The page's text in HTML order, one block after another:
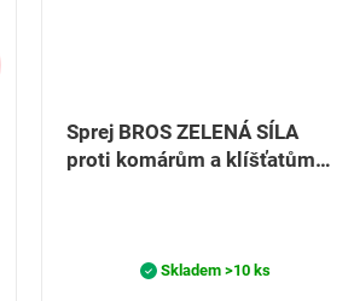
Sprej BROS ZELENÁ SÍLA
proti komárům a klíšťatům
Skladem >10 ks